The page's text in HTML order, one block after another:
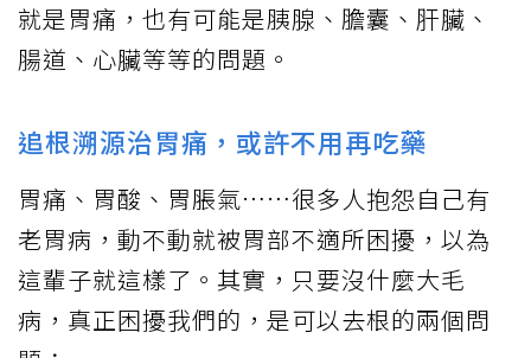
就是胃痛，也有可能是胰腺、膽囊、肝臟、
腸道、心臟等等的問題。
追根溯源治胃痛，或許不用再吃藥
胃痛、胃酸、胃脹氣……很多人抱怨自己有
老胃病，動不動就被胃部不適所困擾，以為
這輩子就這樣了。其實，只要沒什麼大毛
病，真正困擾我們的，是可以去根的兩個問